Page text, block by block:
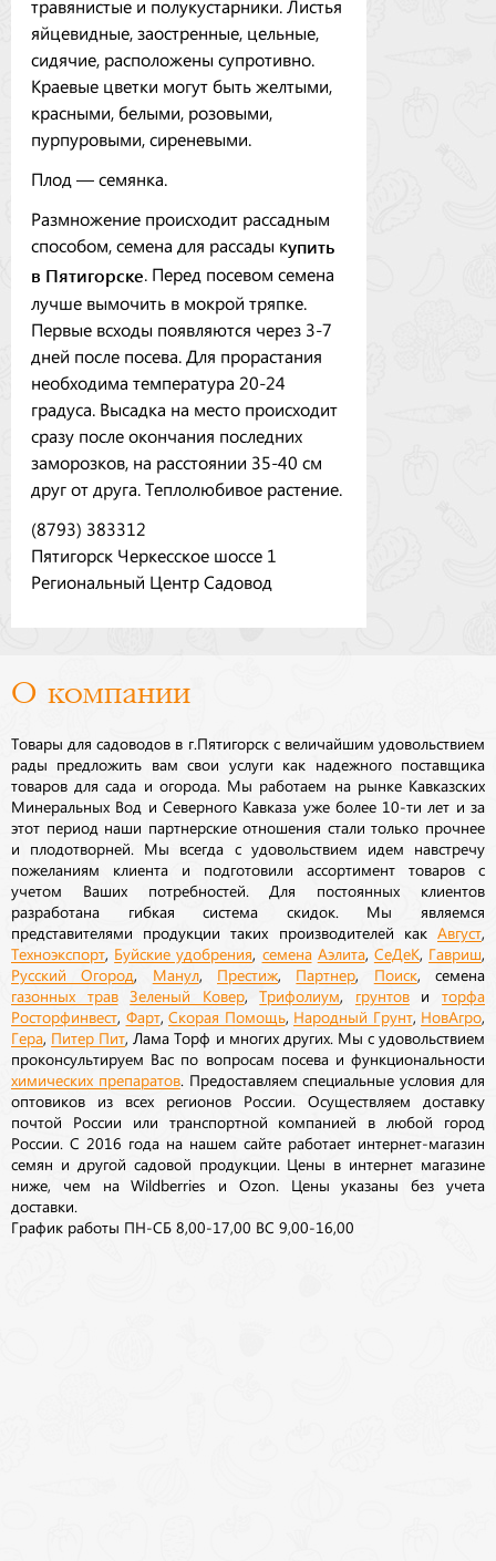
травянистые и полукустарники. Листья
яйцевидные, заостренные, цельные,
сидячие, расположены супротивно.
Краевые цветки могут быть желтыми,
красными, белыми, розовыми,
пурпуровыми, сиреневыми.
Плод — семянка.
Размножение происходит рассадным
способом, семена для рассады купить
в Пятигорске . Перед посевом семена
лучше вымочить в мокрой тряпке.
Первые всходы появляются через 3-7
дней после посева. Для прорастания
необходима температура 20-24
градуса. Высадка на место происходит
сразу после окончания последних
заморозков, на расстоянии 35-40 см
друг от друга. Теплолюбивое растение.
(8793) 383312
Пятигорск Черкесское шоссе 1
Региональный Центр Садовод
О компании
Товары для садоводов в г.Пятигорск с величайшим удовольствием
рады предложить вам свои услуги как надежного поставщика
товаров для сада и огорода. Мы работаем на рынке Кавказских
Минеральных Вод и Северного Кавказа уже более 10-ти лет и за
этот период наши партнерские отношения стали только прочнее
и плодотворней. Мы всегда с удовольствием идем навстречу
пожеланиям клиента и подготовили ассортимент товаров с
учетом Ваших потребностей. Для постоянных клиентов
разработана гибкая система скидок. Мы являемся
представителями продукции таких производителей как Август
Техноэкспорт Буйские удобрения семена Аэлита, СеДеК Гавриш
Русский Огород Манул, Престиж Партнер Поиск, семена
газонных трав Зеленый Ковер,Трифолиум грунтовиторфа
Росторфинвест Фарт, Скорая Помощь Народный Грунт, НовАгро
Гера Питер Пит , Лама Торф и многих других. Мы с удовольствием
проконсультируем Вас по вопросам посева и функциональности
химических препаратов. Предоставляем специальные условия для
оптовиков из всех регионов России. Осуществляем доставку
почтой России или транспортной компанией в любой город
России. С 2016 года на нашем сайте работает интернет-магазин
семян и другой садовой продукции. Цены в интернет магазине
ниже, чем на Wildberries и Ozon. Цены указаны без учета
доставки.
График работы ПН-СБ 8,00-17,00 ВС 9,00-16,00